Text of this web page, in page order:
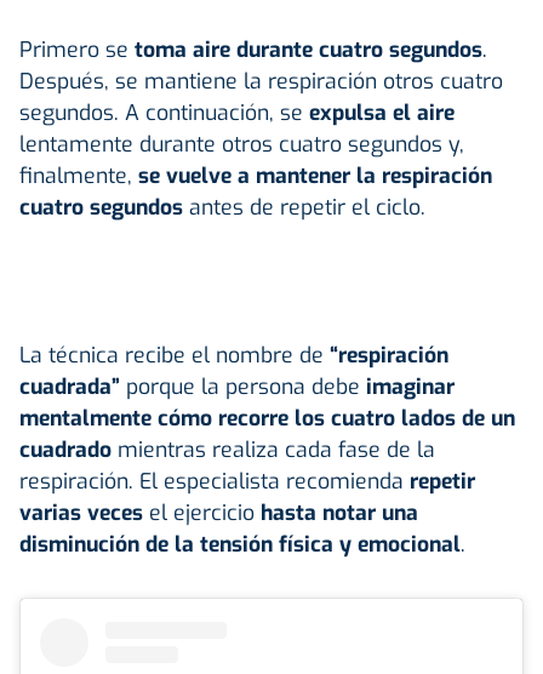
Primero se toma aire durante cuatro segundos.
Después, se mantiene la respiración otros cuatro
segundos. A continuación, se expulsa el aire
lentamente durante otros cuatro segundos y,
finalmente, se vuelve a mantener la respiración
cuatro segundos antes de repetir el ciclo.
La técnica recibe el nombre de “respiración
cuadrada” porque la persona debe imaginar
mentalmente cómo recorre los cuatro lados de un
cuadrado mientras realiza cada fase de la
respiración. El especialista recomienda repetir
varias veces el ejercicio hasta notar una
disminución de la tensión física y emocional.